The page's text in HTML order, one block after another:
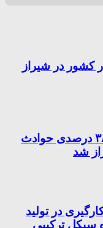
کشور در شیراز
فرهنگ سازی منجر به کاهش ۳۸ درصدی حوادث
شد
در تولید
سیکل ترکیبی